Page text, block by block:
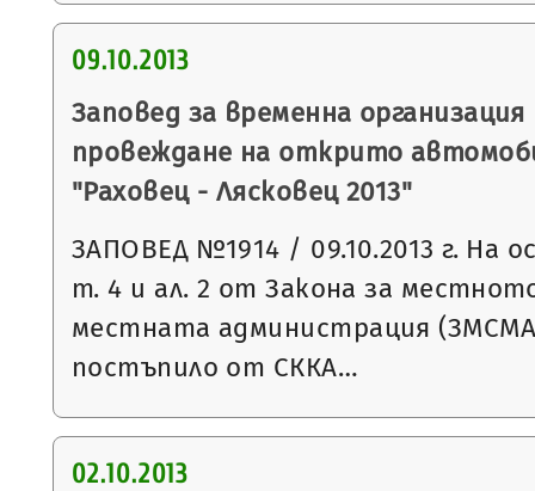
09.10.2013
Заповед за временна
провеждане на открито
"Раховец - Лясковец 2013"
ЗАПОВЕД №1914 / 09.10.2013 г. На
т. 4 и ал. 2 от Закона за
местната администрация
постъпило от СККА…
02.10.2013